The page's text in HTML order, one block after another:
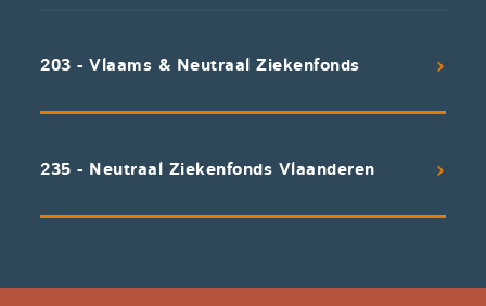
voorwaarden
uitstekend
waarvan
203 - Vlaams & Neutraal Ziekenfonds
235 - Neutraal Ziekenfonds Vlaanderen